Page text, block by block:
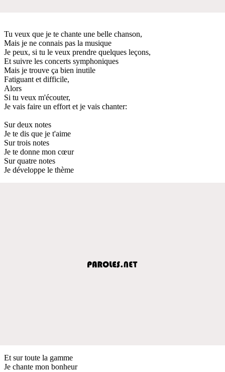
Tu veux que je te chante une belle chanson,
Mais je ne connais pas la musique
Je peux, si tu le veux prendre quelques leçons,
Et suivre les concerts symphoniques
Mais je trouve ça bien inutile
Fatiguant et difficile,
Alors
Si tu veux m'écouter,
Je vais faire un effort et je vais chanter:
Sur deux notes
Je te dis que je t'aime
Sur trois notes
Je te donne mon cœur
Sur quatre notes
Je développe le thème
Et sur toute la gamme
Je chante mon bonheur